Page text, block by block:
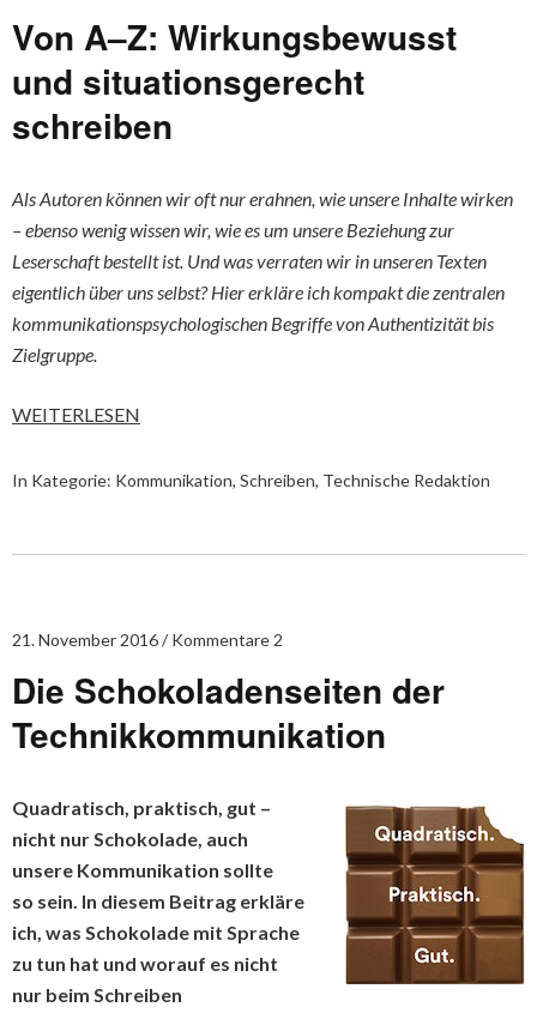
Von A–Z: Wirkungsbewusst
und situationsgerecht
schreiben
Als Autoren können wir oft nur erahnen, wie unsere Inhalte wirken
– ebenso wenig wissen wir, wie es um unsere Beziehung zur
Leserschaft bestellt ist. Und was verraten wir in unseren Texten
eigentlich über uns selbst? Hier erkläre ich kompakt die zentralen
kommunikationspsychologischen Begriffe von Authentizität bis
Zielgruppe.
WEITERLESEN
In Kategorie: Kommunikation, Schreiben, Technische Redaktion
21. November 2016 Kommentare 2
Die Schokoladenseiten der
Technikkommunikation
Quadratisch, praktisch, gut –
nicht nur Schokolade, auch
unsere Kommunikation sollte
so sein. In diesem Beitrag erkläre
ich, was Schokolade mit Sprache
zu tun hat und worauf es nicht
nur beim Schreiben